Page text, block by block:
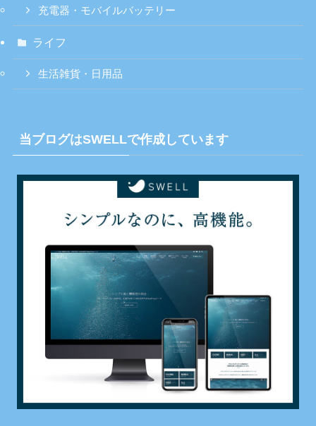
充電器・モバイルバッテリー
ライフ
生活雑貨・日用品
当ブログはSWELLで作成しています